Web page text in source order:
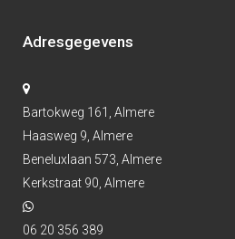
Adresgegevens
Bartokweg 161, Almere
Haasweg 9, Almere
Beneluxlaan 573, Almere
Kerkstraat 90, Almere
06 20 356 389